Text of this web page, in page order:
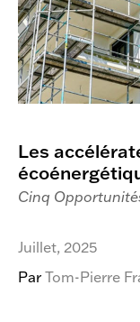
Les
Cinq
Juillet, 2025
Par Tom-Pierre